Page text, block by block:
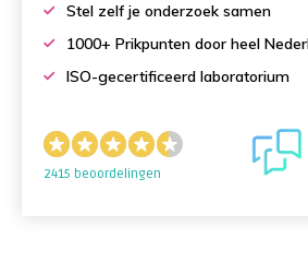
Stel zelf je onderzoek samen
1000+ Prikpunten door heel
ISO-gecertificeerd laboratorium
2415 beoordelingen